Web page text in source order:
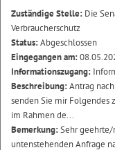
Zuständige Stelle: Die
Verbraucherschutz
Status:Abgeschlossen
Eingegangen am:
Informationszugang:
Beschreibung:Antrag
senden Sie mir Folgendes
im Rahmen de...
Bemerkung:Sehr geehrte/
untenstehenden Anfrage